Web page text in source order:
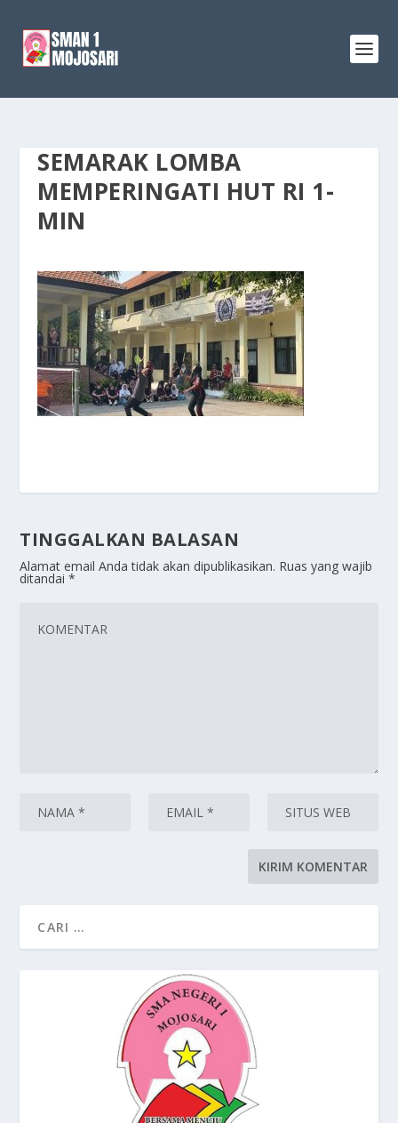
SEMARAK LOMBA
MEMPERINGATI HUT RI 1-
MIN
TINGGALKAN BALASAN
Alamat email Anda tidak akan dipublikasikan. Ruas yang wajib
ditandai*